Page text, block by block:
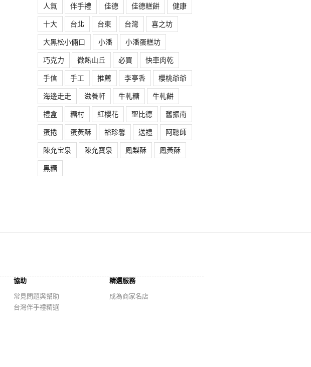
人氣
伴手禮 佳德 佳德糕餅
健康
十大
台北 台東 台灣
喜之坊
大黑松小倆口
小潘
小潘蛋糕坊
巧克力
微熱山丘 必買
快車肉乾
手信
手工 推薦 李亭香
櫻桃爺爺
海邊走走
滋養軒 牛軋糖
牛軋餅
禮盒
糖村 紅櫻花 聖比德
舊振南
蛋捲
蛋黃酥 裕珍馨 送禮
阿聰師
陳允宝泉
陳允寶泉 鳳梨酥
鳳黃酥
黑糖
協助
常見問題與幫助
台灣伴手禮精選
精選服務
成為商家名店